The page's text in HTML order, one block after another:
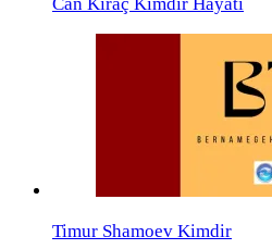
Timur Shamoev Kimdir